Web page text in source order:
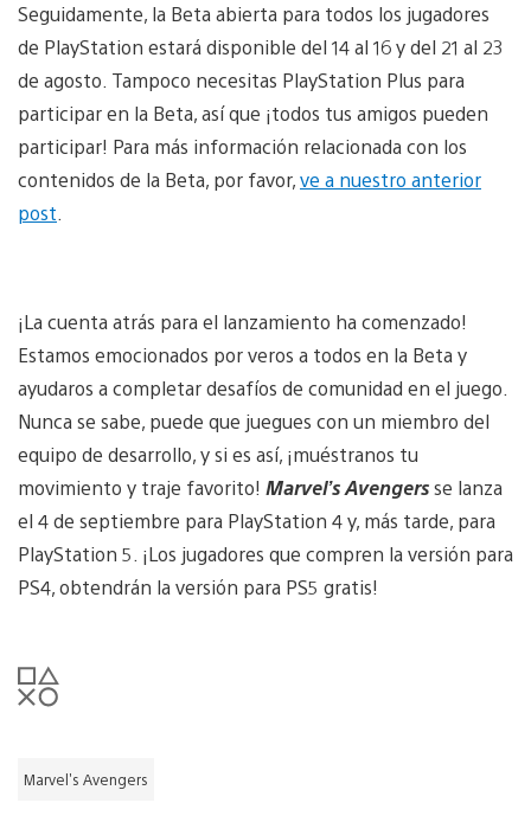
Seguidamente, la Beta abierta para todos los jugadores
de PlayStation estará disponible del 14 al 16 y del 21 al 23
de agosto. Tampoco necesitas PlayStation Plus para
participar en la Beta, así que ¡todos tus amigos pueden
participar! Para más información relacionada con los
contenidos de la Beta, por favor,ve a nuestro anterior
post
¡La cuenta atrás para el lanzamiento ha comenzado!
Estamos emocionados por veros a todos en la Beta y
ayudaros a completar desafíos de comunidad en el juego.
Nunca se sabe, puede que juegues con un miembro del
equipo de desarrollo, y si es así, ¡muéstranos tu
movimiento y traje favorito! Marvel’s Avengersse lanza
el 4 de septiembre para PlayStation 4 y, más tarde, para
PlayStation 5. ¡Los jugadores que compren la versión para
PS4, obtendrán la versión para PS5 gratis!
Marvel's Avengers